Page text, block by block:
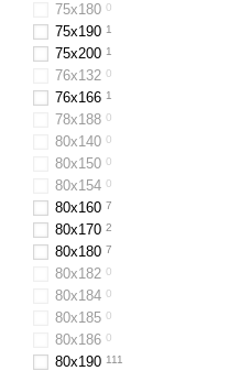
75х180 0
75х190 1
75х200 1
76x132 0
76x166 1
78х188 0
80х140 0
80x150 0
80х154 0
80х160 7
80x170 2
80х180 7
80х182 0
80х184 0
80х185 0
80x186 0
80x190 111